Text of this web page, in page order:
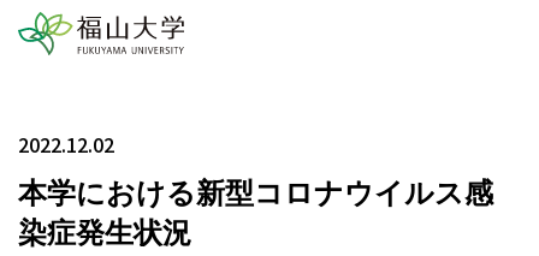
2022.12.02
本学における新型コロナウイルス感
染症発生状況